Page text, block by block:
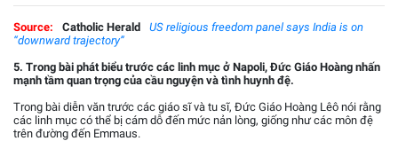
Source: Catholic Herald
US religious freedom panel says India is on
“downward trajectory”
5. Trong bài phát biểu trước các linh mục ở Napoli, Đức Giáo Hoàng nhấn
mạnh tầm quan trọng của cầu nguyện và tình huynh đệ.
Trong bài diễn văn trước các giáo sĩ và tu sĩ, Đức Giáo Hoàng Lêô nói rằng
các linh mục có thể bị cám dỗ đến mức nản lòng, giống như các môn đệ
trên đường đến Emmaus.